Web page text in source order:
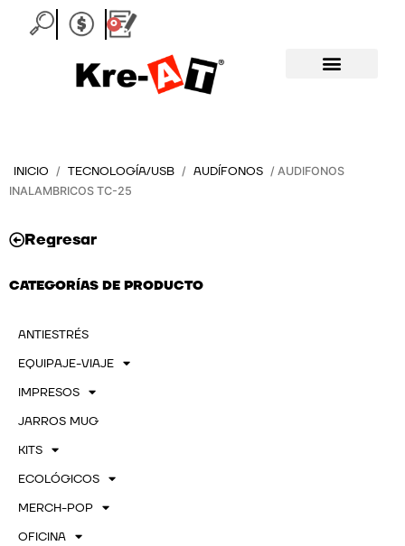
0
Carrito
INICIO / TECNOLOGÍA/USB / AUDÍFONOS / AUDIFONOS
INALAMBRICOS TC-25
Regresar
CATEGORÍAS DE PRODUCTO
ANTIESTRÉS
EQUIPAJE-VIAJE
IMPRESOS
JARROS MUG
KITS
ECOLÓGICOS
MERCH-POP
OFICINA